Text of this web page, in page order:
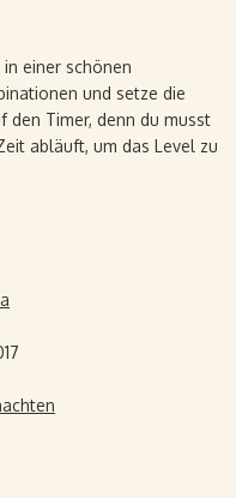
einer schönen
und setze die
den Timer, denn du musst
abläuft, um das Level zu